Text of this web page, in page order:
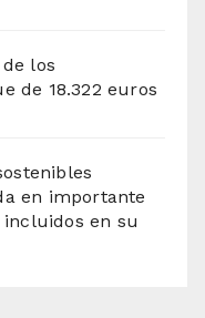
los
de 18.322 euros
en importante
en su